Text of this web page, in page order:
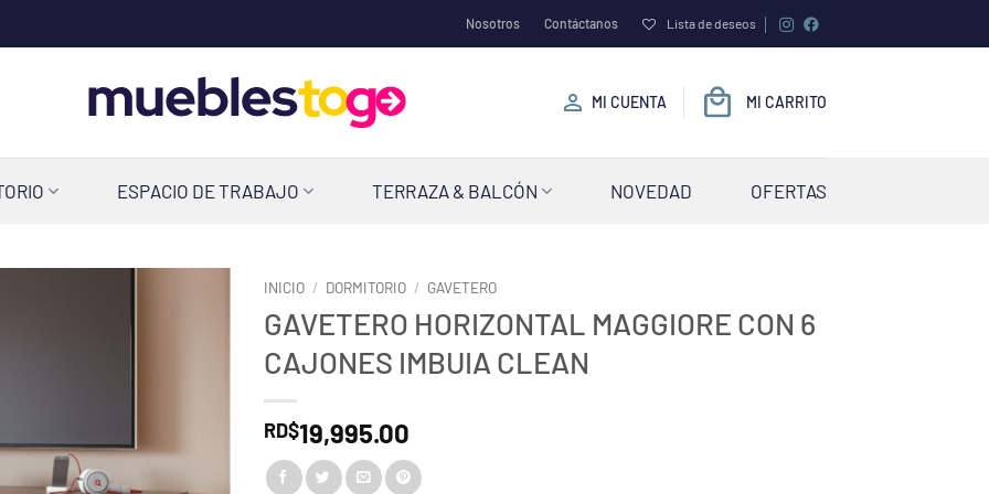
Nosotros Contáctanos Lista de deseos
MI CUENTA MI CARRITO
ESPACIO DE TRABAJO TERRAZA & BALCÓN NOVEDAD OFERTAS
INICIO / DORMITORIO / GAVETERO
GAVETERO HORIZONTAL MAGGIORE CON 6
CAJONES IMBUIA CLEAN
RD$19,995.00